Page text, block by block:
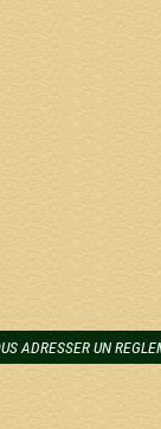
ADRESSER UN